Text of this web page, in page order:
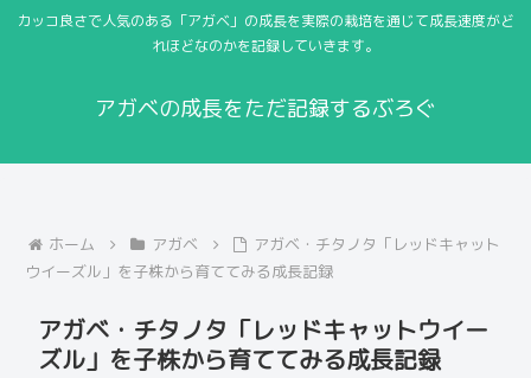
カッコ良さで人気のある「アガベ」の成長を実際の栽培を通じて成長速度がど
れほどなのかを記録していきます。
アガベの成長をただ記録するぶろぐ
ホーム アガベ
アガベ・チタノタ「レッドキャット
ウイーズル」を子株から育ててみる成長記録
アガベ・チタノタ「レッドキャットウイー
ズル」を子株から育ててみる成長記録